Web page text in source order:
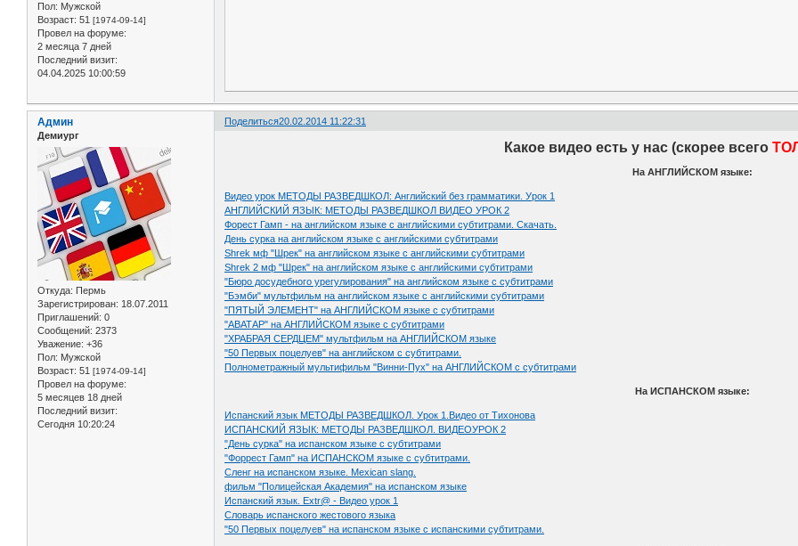
Пол: Мужской
Возраст: 51 [1974-09-14]
Провел на форуме:
2 месяца 7 дней
Последний визит:
04.04.2025 10:00:59
Поделиться20.02.2014 11:22:31
Админ
Демиург
Откуда: Пермь
Зарегистрирован: 18.07.2011
Приглашений: 0
Сообщений: 2373
Уважение: +36
Пол: Мужской
Возраст: 51 [1974-09-14]
Провел на форуме:
5 месяцев 18 дней
Последний визит:
Сегодня 10:20:24
Какое видео есть у нас (скорее всего
На АНГЛИЙСКОМ языке:
Видео урок МЕТОДЫ РАЗВЕДШКОЛ: Английский без грамматики. Урок 1
АНГЛИЙСКИЙ ЯЗЫК: МЕТОДЫ РАЗВЕДШКОЛ ВИДЕО УРОК 2
Форест Гамп - на английском языке с английскими субтитрами. Скачать.
День сурка на английском языке с английскими субтитрами
Shrek мф "Шрек" на английском языке с английскими субтитрами
Shrek 2 мф "Шрек" на английском языке с английскими субтитрами
"Бюро досудебного урегулирования" на английском языке с субтитрами
"Бэмби" мультфильм на английском языке с английскими субтитрами
"ПЯТЫЙ ЭЛЕМЕНТ" на АНГЛИЙСКОМ языке с субтитрами
"АВАТАР" на АНГЛИЙСКОМ языке с субтитрами
"ХРАБРАЯ СЕРДЦЕМ" мультфильм на АНГЛИЙСКОМ языке
"50 Первых поцелуев" на английском с субтитрами.
Полнометражный мультифильм "Винни-Пух" на АНГЛИЙСКОМ с субтитрами
На ИСПАНСКОМ языке:
Испанский язык МЕТОДЫ РАЗВЕДШКОЛ. Урок 1.Видео от Тихонова
ИСПАНСКИЙ ЯЗЫК: МЕТОДЫ РАЗВЕДШКОЛ. ВИДЕОУРОК 2
"День сурка" на испанском языке с субтитрами
"Форрест Гамп" на ИСПАНСКОМ языке с субтитрами.
Сленг на испанском языке. Mexican slang.
фильм "Полицейская Академия" на испанском языке
Испанский язык. Extr@ - Видео урок 1
Словарь испанского жестового языка
"50 Первых поцелуев" на испанском языке с испанскими субтитрами.